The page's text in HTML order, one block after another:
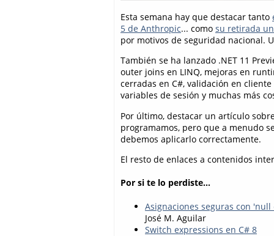
Esta semana hay que destacar tanto
5 de Anthropic... como su retirada
por motivos de seguridad nacional.
También se ha lanzado .NET 11
outer joins en LINQ, mejoras en
cerradas en C#, validación en
variables de sesión y muchas más
Por último, destacar un artículo
programamos, pero que a menudo
debemos aplicarlo correctamente.
El resto de enlaces a contenidos
Por si te lo perdiste...
Asignaciones seguras con
José M. Aguilar
Switch expressions en C# 8